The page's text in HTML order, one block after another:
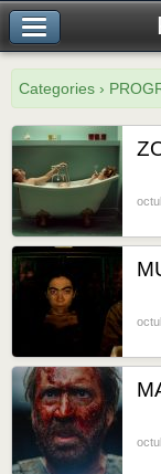
Categories ›